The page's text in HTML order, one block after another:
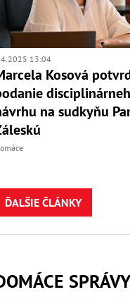
13:04
Kosová
na sudkyňu
ĎALŠIE ČLÁNKY
SPRÁVY